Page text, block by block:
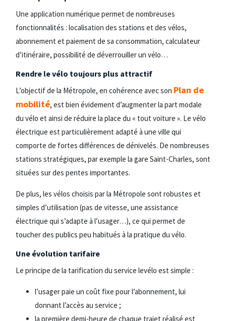
Une application numérique permet de nombreuses
fonctionnalités : localisation des stations et des vélos,
abonnement et paiement de sa consommation, calculateur
d’itinéraire, possibilité de déverrouiller un vélo…
Rendre le vélo toujours plus attractif
L’objectif de la Métropole, en cohérence avec son Plan de
mobilité, est bien évidement d’augmenter la part modale
du vélo et ainsi de réduire la place du « tout voiture ». Le vélo
électrique est particulièrement adapté à une ville qui
comporte de fortes différences de dénivelés. De nombreuses
stations stratégiques, par exemple la gare Saint-Charles, sont
situées sur des pentes importantes.
De plus, les vélos choisis par la Métropole sont robustes et
simples d’utilisation (pas de vitesse, une assistance
électrique qui s’adapte à l’usager…), ce qui permet de
toucher des publics peu habitués à la pratique du vélo.
Une évolution tarifaire
Le principe de la tarification du service levélo est simple :
l’usager paie un coût fixe pour l’abonnement, lui
donnant l’accès au service ;
la première demi-heure de chaque trajet réalisé est